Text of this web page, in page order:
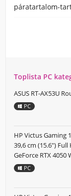
páratartalom-
Toplista PC
ASUS RT-AX53U
PC
HP Victus Gaming
39,6 cm (15.6") Full
GeForce RTX 4050
PC